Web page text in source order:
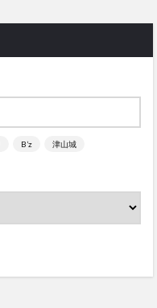
B’z 津山城